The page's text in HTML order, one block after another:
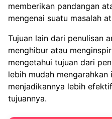
memberikan pandangan
mengenai suatu masalah
Tujuan lain dari penulisan
menghibur atau
mengetahui tujuan dari
lebih mudah mengarahkan
menjadikannya lebih
tujuannya.